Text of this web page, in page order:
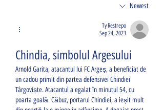
Newest
Ty Restrepo
Sep 24, 2023
Chindia, simbolul Argesului
Arnold Garita, atacantul lui FC Argeș, a beneficiat de
un cadou primit din partea defensivei Chindiei
Târgoviște. Atacantul a egalat în minutul 54, cu
poarta goală. Căbuz, portarul Chindiei, a ieșit mult